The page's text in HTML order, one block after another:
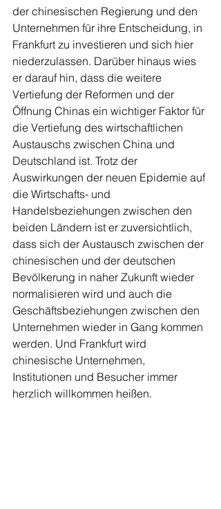
der chinesischen Regierung und den
Unternehmen für ihre Entscheidung, in
Frankfurt zu investieren und sich hier
niederzulassen. Darüber hinaus wies
er darauf hin, dass die weitere
Vertiefung der Reformen und der
Öffnung Chinas ein wichtiger Faktor für
die Vertiefung des wirtschaftlichen
Austauschs zwischen China und
Deutschland ist. Trotz der
Auswirkungen der neuen Epidemie auf
die Wirtschafts- und
Handelsbeziehungen zwischen den
beiden Ländern ist er zuversichtlich,
dass sich der Austausch zwischen der
chinesischen und der deutschen
Bevölkerung in naher Zukunft wieder
normalisieren wird und auch die
Geschäftsbeziehungen zwischen den
Unternehmen wieder in Gang kommen
werden. Und Frankfurt wird
chinesische Unternehmen,
Institutionen und Besucher immer
herzlich willkommen heißen.